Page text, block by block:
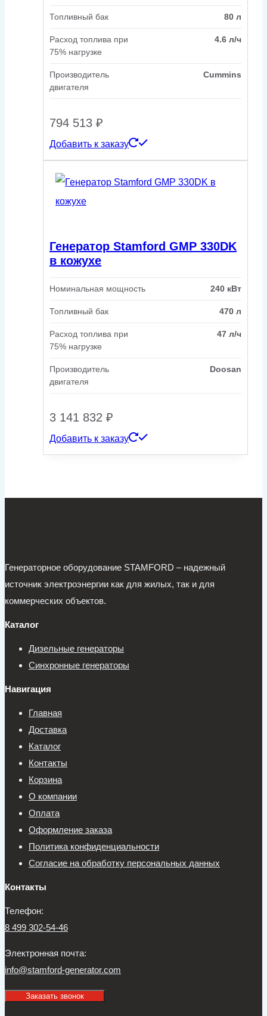
Топливный бак 80 л
Расход топлива при
75% нагрузке
4.6 л/ч
Производитель
двигателя
Cummins
794 513 ₽
Добавить к заказу
Генератор Stamford GMP 330DK
в кожухе
Номинальная мощность 240 кВт
Топливный бак 470 л
Расход топлива при
75% нагрузке
47 л/ч
Производитель
двигателя
Doosan
3 141 832 ₽
Добавить к заказу
Генераторное оборудование STAMFORD – надежный
источник электроэнергии как для жилых, так и для
коммерческих объектов.
Каталог
Дизельные генераторы
Синхронные генераторы
Навигация
Главная
Доставка
Каталог
Контакты
Корзина
О компании
Оплата
Оформление заказа
Политика конфиденциальности
Согласие на обработку персональных данных
Контакты
Телефон:
8 499 302-54-46
Электронная почта:
info@stamford-generator.com
Заказать звонок